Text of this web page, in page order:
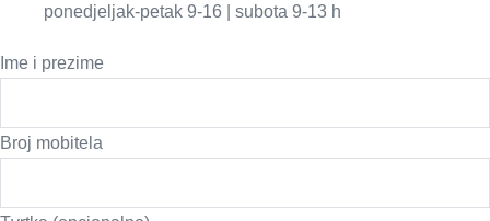
ponedjeljak-petak 9-16 | subota 9-13 h
Ime i prezime
Broj mobitela